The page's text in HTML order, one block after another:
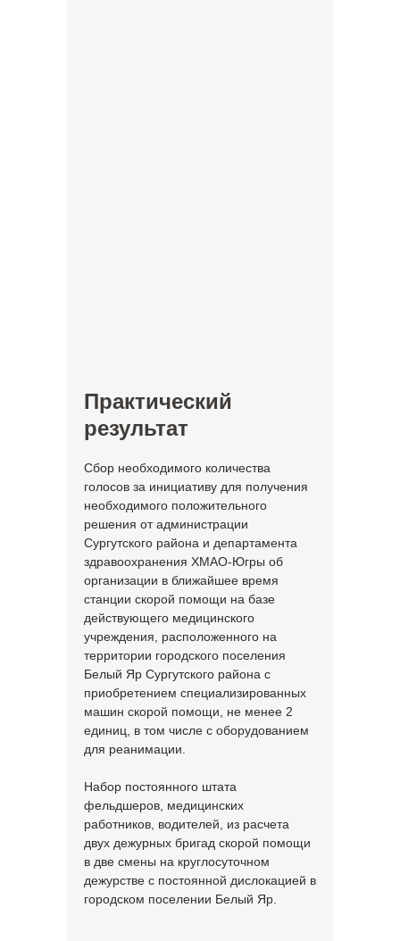
Практический
результат
Сбор необходимого количества
голосов за инициативу для получения
необходимого положительного
решения от администрации
Сургутского района и департамента
здравоохранения ХМАО-Югры об
организации в ближайшее время
станции скорой помощи на базе
действующего медицинского
учреждения, расположенного на
территории городского поселения
Белый Яр Сургутского района c
приобретением специализированных
машин скорой помощи, не менее 2
единиц, в том числе с оборудованием
для реанимации.
Набор постоянного штата
фельдшеров, медицинских
работников, водителей, из расчета
двух дежурных бригад скорой помощи
в две смены на круглосуточном
дежурстве с постоянной дислокацией в
городском поселении Белый Яр.